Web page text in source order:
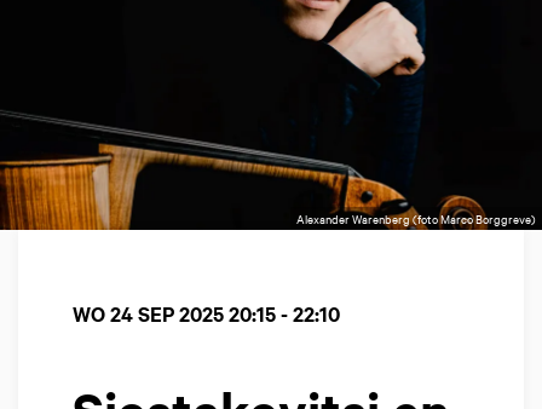
Alexander Warenberg (foto Marco Borggreve)
WO 24 SEP 202520:15 - 22:10